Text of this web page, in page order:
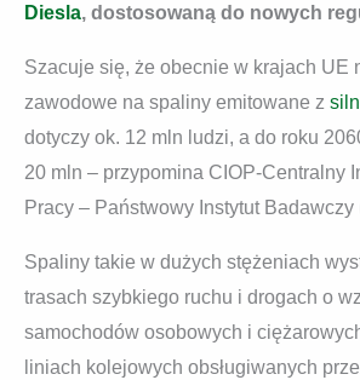
Diesla, dostosowaną do nowych
Szacuje się, że obecnie w krajach UE
zawodowe na spaliny emitowane z
dotyczy ok. 12 mln ludzi, a do roku
20 mln – przypomina CIOP-Centralny
Pracy – Państwowy Instytut Badawczy
Spaliny takie w dużych stężeniach
trasach szybkiego ruchu i drogach o
samochodów osobowych i
liniach kolejowych obsługiwanych